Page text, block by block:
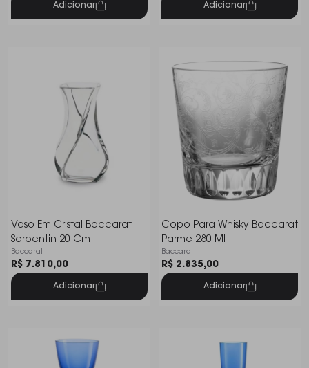
Adicionar Adicionar
Vaso Em Cristal Baccarat
Serpentin 20 Cm
Baccarat
R$ 7.810,00
Adicionar
Copo Para Whisky Baccarat
Parme 280 Ml
Baccarat
R$ 2.835,00
Adicionar